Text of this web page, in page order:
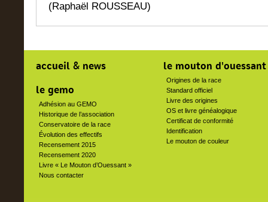
(Raphaël ROUSSEAU)
accueil & news
le gemo
Adhésion au GEMO
Historique de l’association
Conservatoire de la race
Évolution des effectifs
Recensement 2015
Recensement 2020
Livre « Le Mouton d’Ouessant »
Nous contacter
le mouton d'ouessant
Origines de la race
Standard officiel
Livre des origines
OS et livre généalogique
Certificat de conformité
Identification
Le mouton de couleur